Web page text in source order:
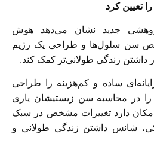
تعیین کرد
جدید نشان می‌دهد هوش
سن سلول‌ها و طراحی یک رژیم
داشتن زندگی طولانی‌تر کمک کند.
ساده و کم‌هزینه را طراحی
را در محاسبه سن زیستیشان یاری
دارد تغییرات مشخص در سبک
شانس داشتن زندگی طولانی و